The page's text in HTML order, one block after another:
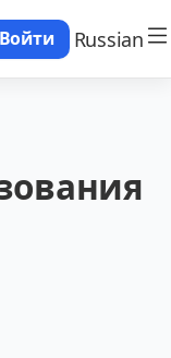
Войти Russian